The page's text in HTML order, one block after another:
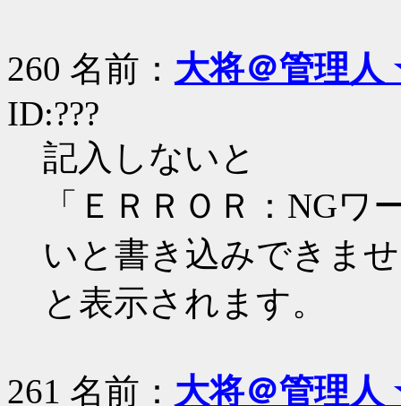
260 名前： 大将＠管理
ID:???
記入しないと
「ＥＲＲＯＲ：NG
いと書き込みできま
と表示されます。
261 名前： 大将＠管理